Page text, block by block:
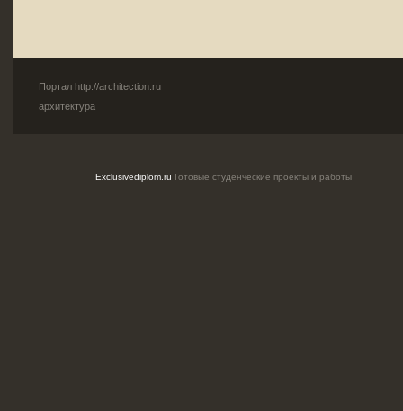
Портал http://architection.ru
архитектура
Exclusivediplom.ru Готовые студенческие проекты и работы